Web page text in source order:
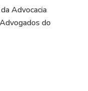
Advocacia
do